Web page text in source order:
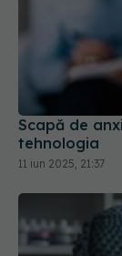
Scapă de
tehnologia
11 iun 2025, 21:37